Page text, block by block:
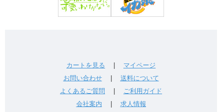
カートを見る
マイページ
お問い合わせ| 送料について
よくあるご質問
ご利用ガイド
会社案内
求人情報